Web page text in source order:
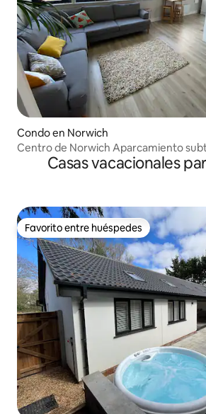
Condo en Norwich
Centro de Norwich
Casas vacacionales
Favorito entre huéspedes
Favorito entre huéspedes